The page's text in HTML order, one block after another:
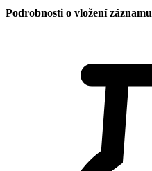
Podrobnosti o vložení záznamu